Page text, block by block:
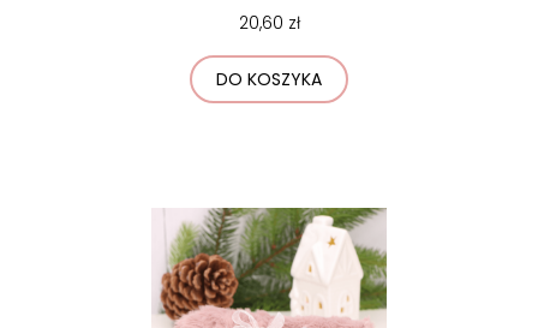
20,60 zł
DO KOSZYKA